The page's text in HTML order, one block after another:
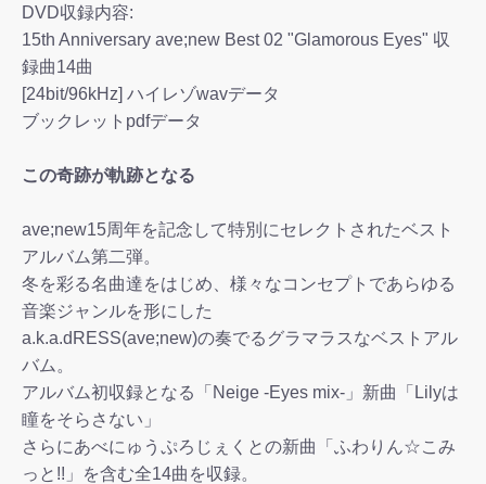
DVD収録内容:
15th Anniversary ave;new Best 02 "Glamorous Eyes" 収
録曲14曲
[24bit/96kHz] ハイレゾwavデータ
ブックレットpdfデータ
この奇跡が軌跡となる
ave;new15周年を記念して特別にセレクトされたベスト
アルバム第二弾。
冬を彩る名曲達をはじめ、様々なコンセプトであらゆる
音楽ジャンルを形にした
a.k.a.dRESS(ave;new)の奏でるグラマラスなベストアル
バム。
アルバム初収録となる「Neige -Eyes mix-」新曲「Lilyは
瞳をそらさない」
さらにあべにゅうぷろじぇくとの新曲「ふわりん☆こみ
っと!!」を含む全14曲を収録。